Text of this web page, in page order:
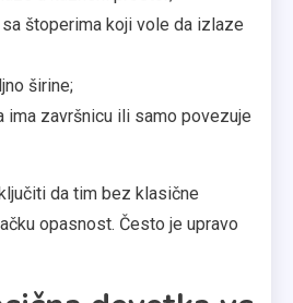
štoperima koji vole da izlaze
širine;
ima završnicu ili samo povezuje
da tim bez klasične
opasnost. Često je upravo